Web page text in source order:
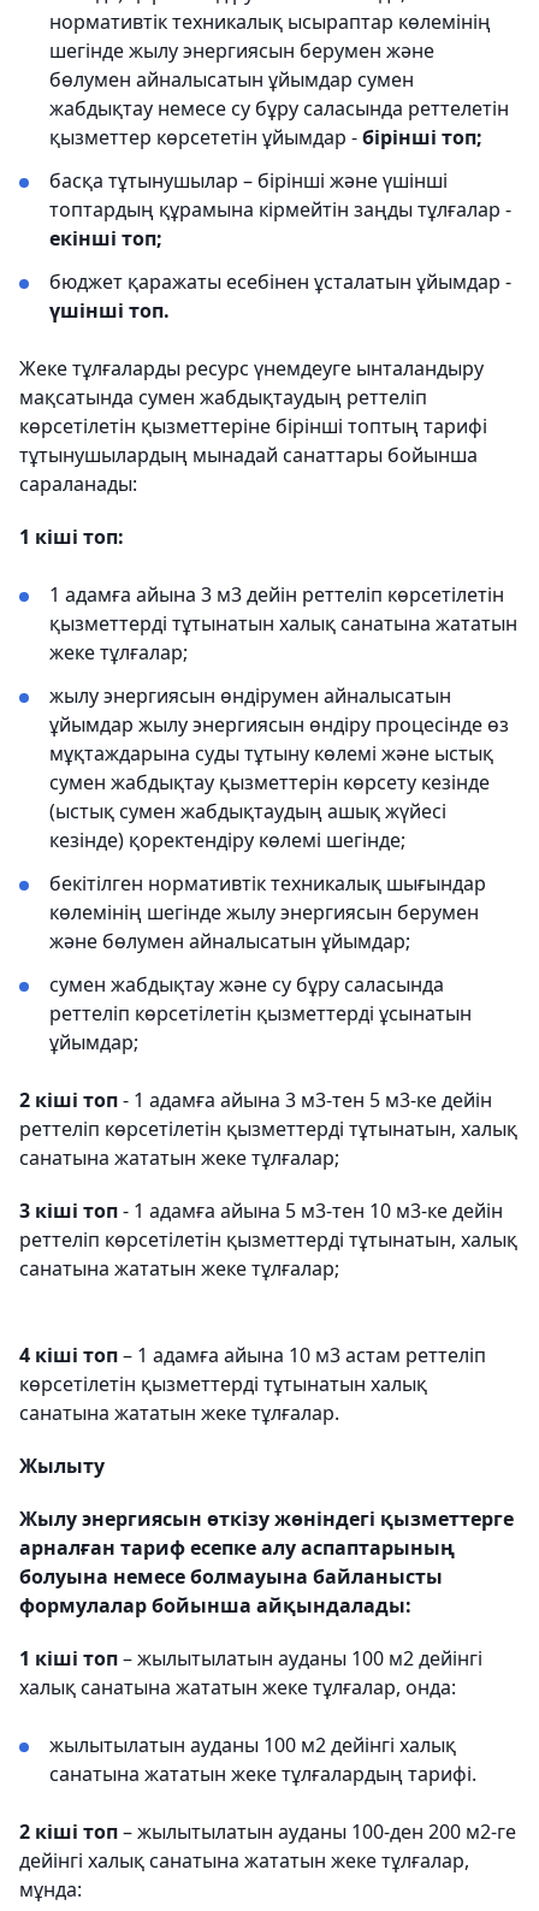
нормативтік техникалық ысыраптар көлемінің
шегінде жылу энергиясын берумен және
бөлумен айналысатын ұйымдар сумен
жабдықтау немесе су бұру саласында реттелетін
қызметтер көрсететін ұйымдар -бірінші топ;
басқа тұтынушылар – бірінші және үшінші
топтардың құрамына кірмейтін заңды тұлғалар -
екінші топ;
бюджет қаражаты есебінен ұсталатын ұйымдар -
үшінші топ.
Жеке тұлғаларды ресурс үнемдеуге ынталандыру
мақсатында сумен жабдықтаудың реттеліп
көрсетілетін қызметтеріне бірінші топтың тарифі
тұтынушылардың мынадай санаттары бойынша
сараланады:
1 кіші топ:
1 адамға айына 3 м3 дейін реттеліп көрсетілетін
қызметтерді тұтынатын халық санатына жататын
жеке тұлғалар;
жылу энергиясын өндірумен айналысатын
ұйымдар жылу энергиясын өндіру процесінде өз
мұқтаждарына суды тұтыну көлемі және ыстық
сумен жабдықтау қызметтерін көрсету кезінде
(ыстық сумен жабдықтаудың ашық жүйесі
кезінде) қоректендіру көлемі шегінде;
бекітілген нормативтік техникалық шығындар
көлемінің шегінде жылу энергиясын берумен
және бөлумен айналысатын ұйымдар;
сумен жабдықтау және су бұру саласында
реттеліп көрсетілетін қызметтерді ұсынатын
ұйымдар;
2 кіші топ- 1 адамға айына 3 м3-тен 5 м3-ке дейін
реттеліп көрсетілетін қызметтерді тұтынатын, халық
санатына жататын жеке тұлғалар;
3 кіші топ- 1 адамға айына 5 м3-тен 10 м3-ке дейін
реттеліп көрсетілетін қызметтерді тұтынатын, халық
санатына жататын жеке тұлғалар;
4 кіші топ– 1 адамға айына 10 м3 астам реттеліп
көрсетілетін қызметтерді тұтынатын халық
санатына жататын жеке тұлғалар.
Жылыту
Жылу энергиясын өткізу жөніндегі қызметтерге
арналған тариф есепке алу аспаптарының
болуына немесе болмауына байланысты
формулалар бойынша айқындалады:
1 кіші топ– жылытылатын ауданы 100 м2 дейінгі
халық санатына жататын жеке тұлғалар, онда:
жылытылатын ауданы 100 м2 дейінгі халық
санатына жататын жеке тұлғалардың тарифі.
2 кіші топ– жылытылатын ауданы 100-ден 200 м2-ге
дейінгі халық санатына жататын жеке тұлғалар,
мұнда: